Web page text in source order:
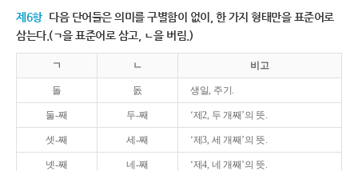
제6항 다음 단어들은 의미를 구별함이 없이, 한 가지 형태만을 표준어로
삼는다.(ㄱ을 표준어로 삼고, ㄴ을 버림.)
ㄱ ㄴ 비고
돌 돐 생일, 주기.
둘-째 두-째 ‘제2, 두 개째’의 뜻.
셋-째 세-째 ‘제3, 세 개째’의 뜻.
넷-째 네-째 ‘제4, 네 개째’의 뜻.